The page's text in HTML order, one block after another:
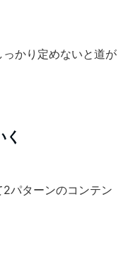
かり定めないと道が
パターンのコンテン